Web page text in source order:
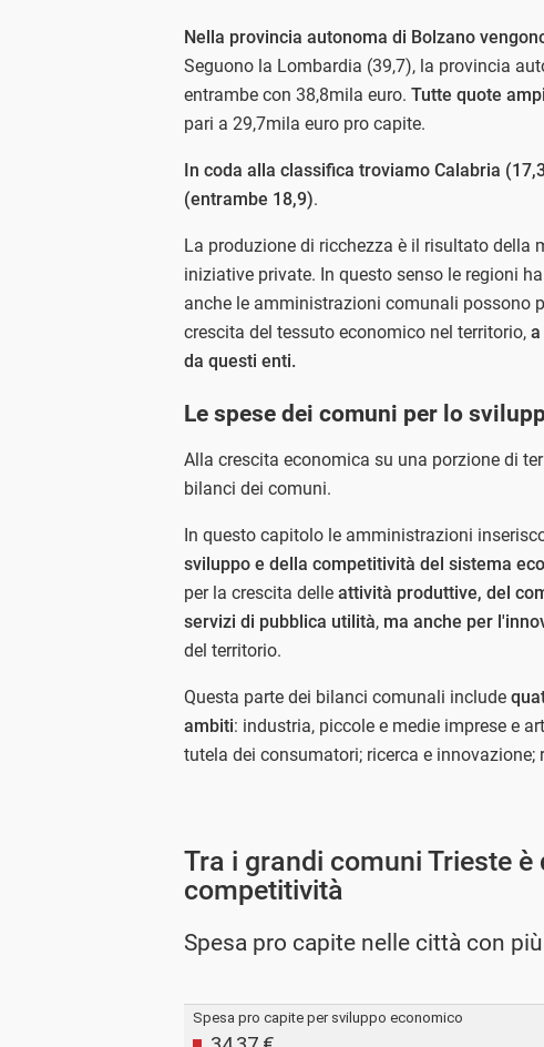
Nella provincia autonoma di Bolzano
Seguono la Lombardia (39,7), la provincia
entrambe con 38,8mila euro. Tutte quote
pari a 29,7mila euro pro capite.
In coda alla classifica troviamo Calabria
(entrambe 18,9).
La produzione di ricchezza è il risultato della
iniziative private. In questo senso le regioni
anche le amministrazioni comunali possono
crescita del tessuto economico nel territorio,
da questi enti.
Le spese dei comuni per lo
Alla crescita economica su una porzione di
bilanci dei comuni.
In questo capitolo le amministrazioni
sviluppo e della competitività del sistema
per la crescita delle attività produttive, del
servizi di pubblica utilità, ma anche per
del territorio.
Questa parte dei bilanci comunali include
ambiti: industria, piccole e medie imprese e
tutela dei consumatori; ricerca e
Tra i grandi comuni Trieste
competitività
Spesa pro capite nelle città con